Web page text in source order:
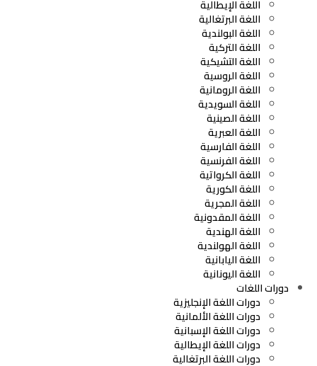
اللغة الإيطالية
اللغة البرتغالية
اللغة البولندية
اللغة التركية
اللغة التشيكية
اللغة الروسية
اللغة الرومانية
اللغة السويدية
اللغة الصينية
اللغة العبرية
اللغة الفارسية
اللغة الفرنسية
اللغة الكرواتية
اللغة الكورية
اللغة المجرية
اللغة المقدونية
اللغة الهندية
اللغة الهولندية
اللغة اليابانية
اللغة اليونانية
دورات اللغات
دورات اللغة الإنجليزية
دورات اللغة الألمانية
دورات اللغة الإسبانية
دورات اللغة الإيطالية
دورات اللغة البرتغالية